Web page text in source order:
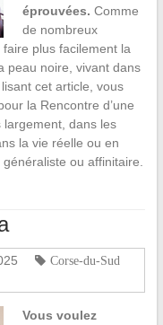
éprouvées. Comme
de nombreux
plus facilement la
peau noire, vivant dans
cet article, vous
la Rencontre d’une
largement, dans les
la vie réelle ou en
ou affinitaire.
Corse-du-Sud
Vous voulez